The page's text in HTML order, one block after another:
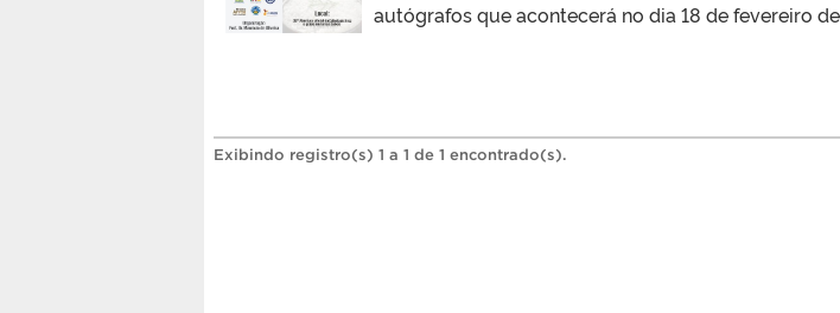
autógrafos que acontecerá no dia 18 de fevereiro
Exibindo registro(s) 1 a 1 de 1 encontrado(s).